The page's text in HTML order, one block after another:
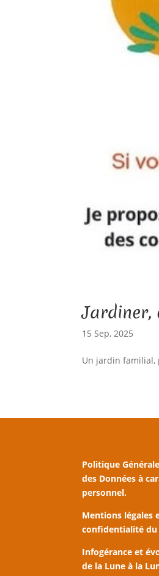
Jardiner,
15 Sep, 2025
Un jardin familial,
Politique
des Données à
personnel.
Mentions légales
confidentialité du
Infogérance et
de la Lune à la